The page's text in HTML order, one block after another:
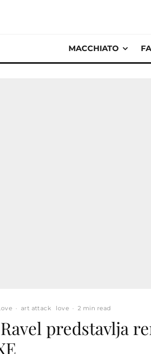
MACCHIATO
· art attack love · 2 min read
predstavlja